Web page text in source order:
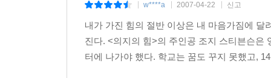
w****a 2007-04-22 신고
내가 가진 힘의 절반 이상은 내 마음가짐에
진다. <의지의 힘>의 주인공 조지 스티븐슨은
터에 나가야 했다. 학교는 꿈도 꾸지 못했고,